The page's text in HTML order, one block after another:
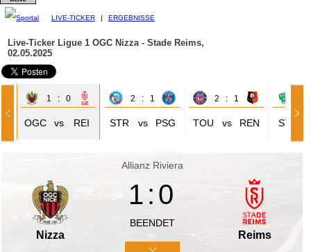
LIVE-TICKER | ERGEBNISSE
Live-Ticker Ligue 1 OGC Nizza - Stade Reims,
02.05.2025
1 : 0
OGC vs REI
2 : 1
STR vs PSG
2 : 1
TOU vs REN STE
Allianz Riviera
Nizza
1:0
BEENDET
Reims